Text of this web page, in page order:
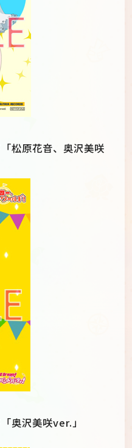
松原花音、奥沢美咲
奥沢美咲ver.」